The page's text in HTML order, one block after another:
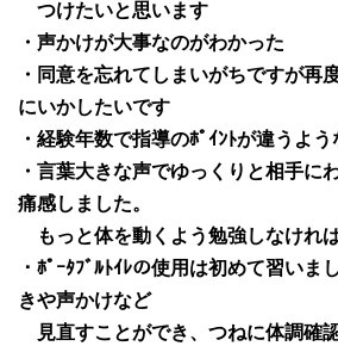
つけたいと思います
・声かけが大事なのがわかった
・同意を忘れてしまいがちですが再
にいかしたいです
・経験年数で指導のﾎﾟｲﾝﾄが違うよ
・言葉大きな声でゆっくりと相手に
痛感しました。
もっと体を動くよう勉強しなけれ
・ﾎﾟｰﾀﾌﾞﾙﾄｲﾚの使用は初めて習いま
きや声かけなど
見直すことができ、つねに体調確